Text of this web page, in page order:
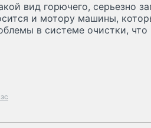
вид горючего, серьезно
и мотору машины,
в системе очистки, что